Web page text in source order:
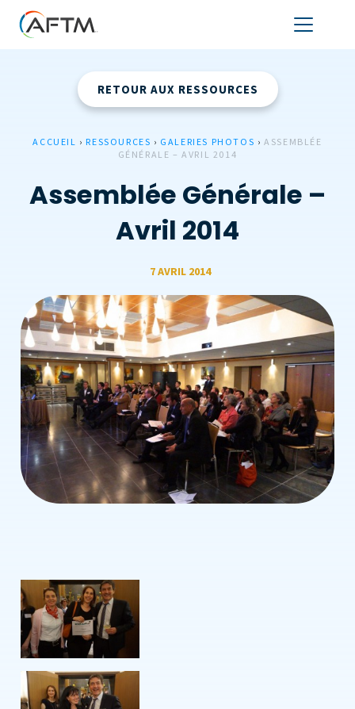
RETOUR AUX RESSOURCES
ACCUEIL › RESSOURCES › GALERIES PHOTOS ›ASSEMBLÉE
GÉNÉRALE – AVRIL 2014
Assemblée Générale –
Avril 2014
7 AVRIL 2014